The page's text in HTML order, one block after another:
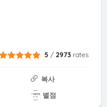
5 /2973 rates
복사
별점